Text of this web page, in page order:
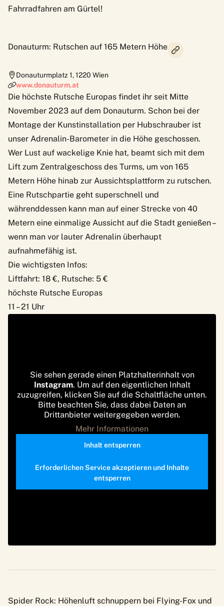
Fahrradfahren am Gürtel!
Donauturm: Rutschen auf 165 Metern Höhe
Donauturmplatz 1,1220 Wien
www.donauturm.at
Die höchste Rutsche Europas findet ihr seit Mitte
November 2023 auf dem Donauturm. Schon bei der
Montage der Kunstinstallation per Hubschrauber ist
unser Adrenalin-Barometer in die Höhe geschossen.
Wer Lust auf wackelige Knie hat, beamt sich mit dem
Lift zum Zentralgeschoss des Turms, um von 165
Metern Höhe hinab zur Aussichtsplattform zu rutschen.
Eine Rutschpartie geht superschnell und
währenddessen kann man auf einer Strecke von 40
Metern eine einmalige Aussicht auf die Stadt genießen –
wenn man vor lauter Adrenalin überhaupt
aufnahmefähig ist.
Die wichtigsten Infos:
Liftfahrt: 18 €, Rutsche: 5 €
höchste Rutsche Europas
11 – 21 Uhr
Sie sehen gerade einen Platzhalterinhalt von
Instagram. Um auf den eigentlichen Inhalt
zuzugreifen, klicken Sie auf die Schaltfläche unten.
Bitte beachten Sie, dass dabei Daten an
Drittanbieter weitergegeben werden.
Mehr Informationen
Inhalt entsperren
Erforderlichen Service akzeptieren und Inhalte
entsperren
Spider Rock: Höhenluft schnuppern bei Flying-Fox und